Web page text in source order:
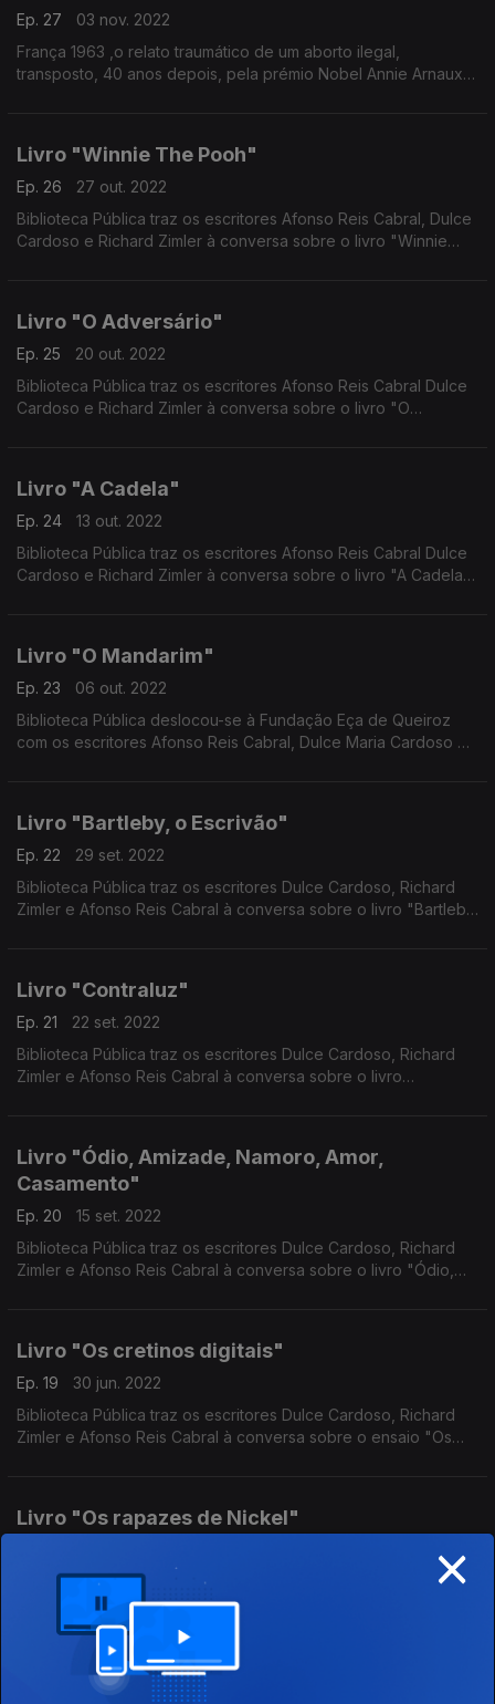
Ep. 27
03 nov. 2022
França 1963 ,o relato traumático de um aborto ilegal,
transposto, 40 anos depois, pela prémio Nobel Annie Arnaux,
Livro "Winnie The Pooh"
Ep. 26
27 out. 2022
Biblioteca Pública traz os escritores Afonso Reis Cabral, Dulce
Cardoso e Richard Zimler à conversa sobre o livro "Winnie
Livro "O Adversário"
Ep. 25
20 out. 2022
Biblioteca Pública traz os escritores Afonso Reis Cabral Dulce
Cardoso e Richard Zimler à conversa sobre o livro "O
Livro "A Cadela"
Ep. 24
13 out. 2022
Biblioteca Pública traz os escritores Afonso Reis Cabral Dulce
Cardoso e Richard Zimler à conversa sobre o livro "A Cadela"
Livro "O Mandarim"
Ep. 23
06 out. 2022
Biblioteca Pública deslocou-se à Fundação Eça de Queiroz
com os escritores Afonso Reis Cabral, Dulce Maria Cardoso e
Livro "Bartleby, o Escrivão"
Ep. 22
29 set. 2022
Biblioteca Pública traz os escritores Dulce Cardoso, Richard
Zimler e Afonso Reis Cabral à conversa sobre o livro "Bartleby,
Livro "Contraluz"
Ep. 21
22 set. 2022
Biblioteca Pública traz os escritores Dulce Cardoso, Richard
Zimler e Afonso Reis Cabral à conversa sobre o livro
Livro "Ódio, Amizade, Namoro, Amor,
Casamento"
Ep. 20
15 set. 2022
Biblioteca Pública traz os escritores Dulce Cardoso, Richard
Zimler e Afonso Reis Cabral à conversa sobre o livro "Ódio,
Livro "Os cretinos digitais"
Ep. 19
30 jun. 2022
Biblioteca Pública traz os escritores Dulce Cardoso, Richard
Zimler e Afonso Reis Cabral à conversa sobre o ensaio "Os
Livro "Os rapazes de Nickel"
Biblioteca Pública traz os escritores Dulce Cardoso, Richard
Zimler e Afonso Reis Cabral à conversa sobre o livro "Os
Rapazes de Nickel" do escritor Colson Whitehead
Livro "A Paixão Segundo G:H"
×